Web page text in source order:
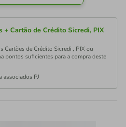
+ Cartão de Crédito Sicredi, PIX
Cartões de Crédito Sicredi , PIX ou
pontos suficientes para a compra deste
PJ